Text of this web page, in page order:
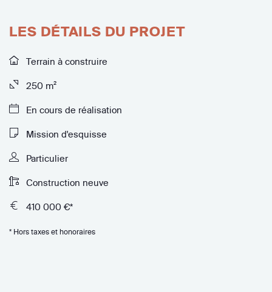
LES DÉTAILS DU PROJET
Terrain à construire
250 m²
En cours de réalisation
Mission d'esquisse
Particulier
Construction neuve
410 000 €*
* Hors taxes et honoraires